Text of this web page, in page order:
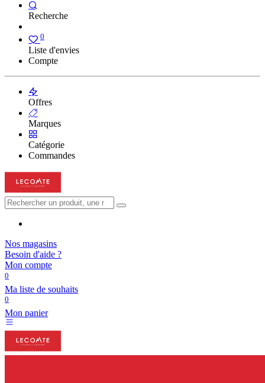
Recherche
0
Liste d'envies
Compte
Offres
Marques
Catégorie
Commandes
Nos magasins
Besoin d'aide ?
Mon compte
0
Ma liste de souhaits
0
Mon panier